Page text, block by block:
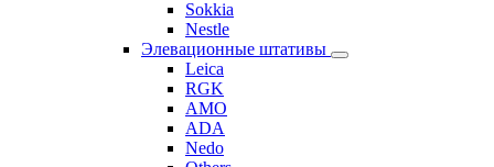
Sokkia
Nestle
Элевационные штативы
Leica
RGK
AMO
ADA
Nedo